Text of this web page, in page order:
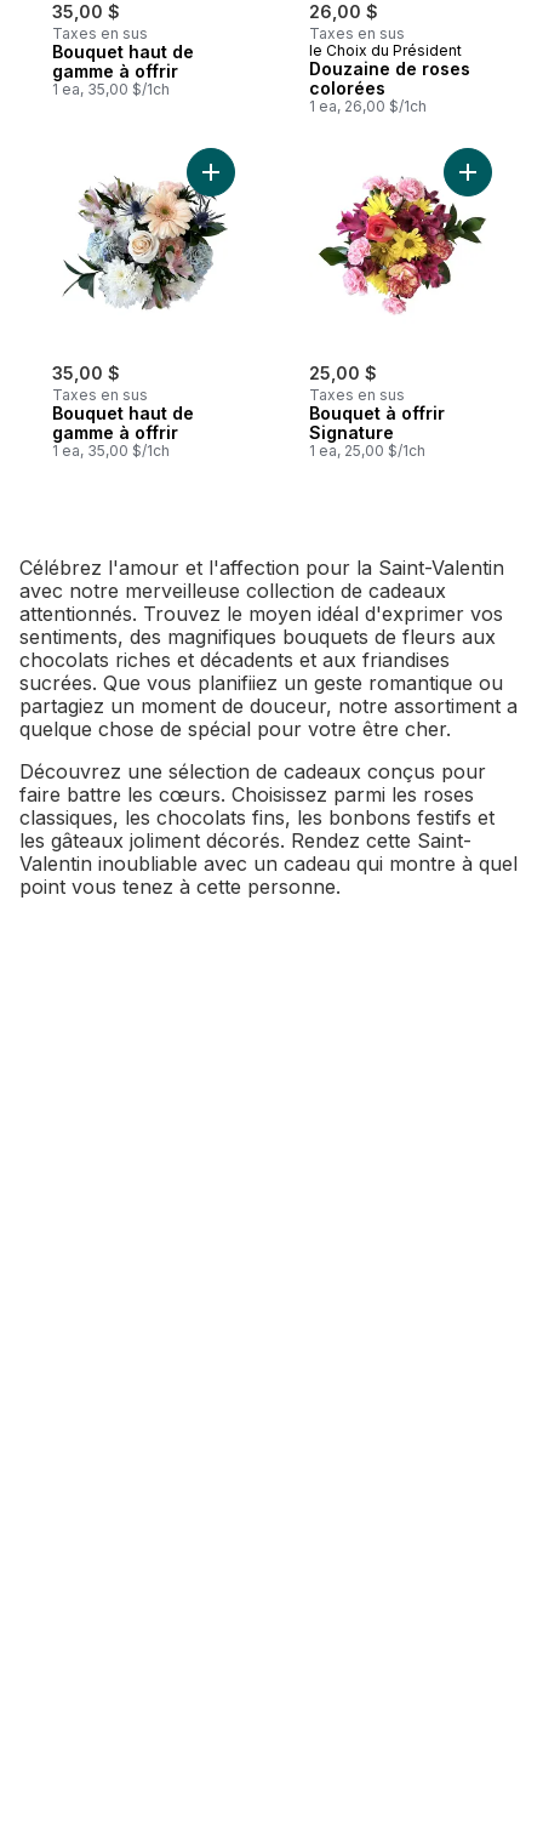
35,00 $
Taxes en sus
Bouquet haut de
gamme à offrir
1 ea, 35,00 $/1ch
26,00 $
Taxes en sus
le Choix du Président
Douzaine de roses
colorées
1 ea, 26,00 $/1ch
35,00 $
Taxes en sus
Bouquet haut de
gamme à offrir
1 ea, 35,00 $/1ch
Ajouter Bouquet haut de gamme à offrir
25,00 $
Taxes en sus
Bouquet à offrir
Signature
1 ea, 25,00 $/1ch
Ajouter
Célébrez l'amour et l'affection pour la Saint-Valentin
avec notre merveilleuse collection de cadeaux
attentionnés. Trouvez le moyen idéal d'exprimer vos
sentiments, des magnifiques bouquets de fleurs aux
chocolats riches et décadents et aux friandises
sucrées. Que vous planifiiez un geste romantique ou
partagiez un moment de douceur, notre assortiment a
quelque chose de spécial pour votre être cher.
Découvrez une sélection de cadeaux conçus pour
faire battre les cœurs. Choisissez parmi les roses
classiques, les chocolats fins, les bonbons festifs et
les gâteaux joliment décorés. Rendez cette Saint-
Valentin inoubliable avec un cadeau qui montre à quel
point vous tenez à cette personne.